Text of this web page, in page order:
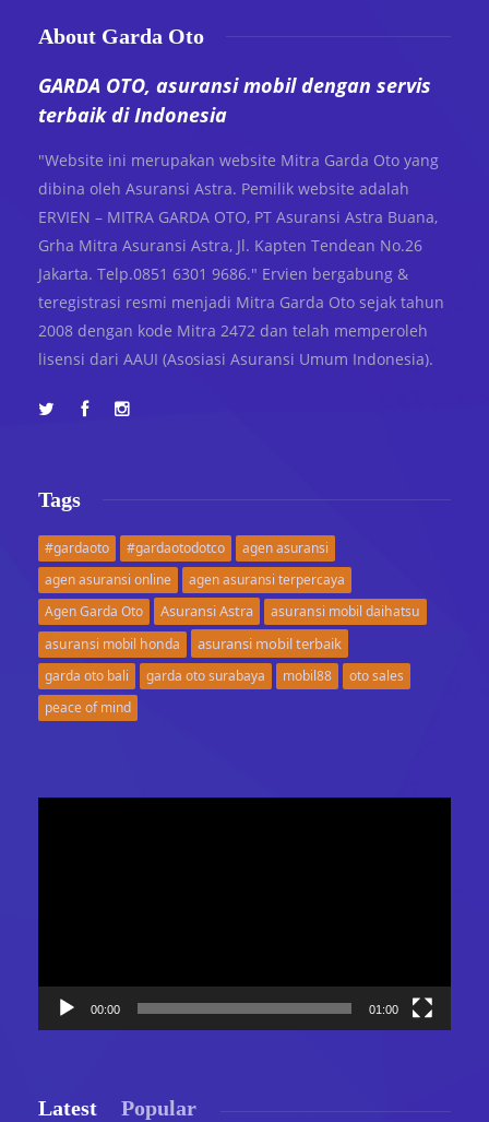
About Garda Oto
GARDA OTO, asuransi mobil dengan servis
terbaik di Indonesia
"Website ini merupakan website Mitra Garda Oto yang
dibina oleh Asuransi Astra. Pemilik website adalah
ERVIEN – MITRA GARDA OTO, PT Asuransi Astra Buana,
Grha Mitra Asuransi Astra, Jl. Kapten Tendean No.26
Jakarta. Telp.0851 6301 9686." Ervien bergabung &
teregistrasi resmi menjadi Mitra Garda Oto sejak tahun
2008 dengan kode Mitra 2472 dan telah memperoleh
lisensi dari AAUI (Asosiasi Asuransi Umum Indonesia).
Tags
#gardaoto #gardaotodotco
agen asuransi
agen asuransi online
agen asuransi terpercaya
Agen Garda Oto
Asuransi Astra
asuransi mobil daihatsu
asuransi mobil honda
asuransi mobil terbaik
garda oto bali garda oto surabaya mobil88
oto sales
peace of mind
00:00 01:00
Latest Popular